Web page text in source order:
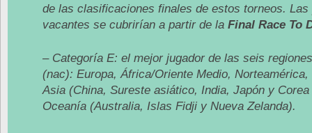
de las clasificaciones finales de estos torneos. Las
vacantes se cubrirían a partir de la Final Race To
– Categoría E: el mejor jugador de las seis
(nac): Europa, África/Oriente Medio, Norteamérica,
Asia (China, Sureste asiático, India, Japón y
Oceanía (Australia, Islas Fidji y Nueva Zelanda).